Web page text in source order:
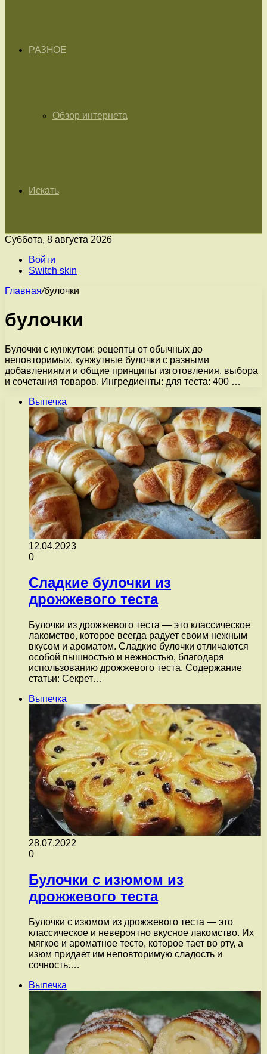
РАЗНОЕ
Обзор интернета
Искать
Суббота, 8 августа 2026
Войти
Switch skin
Главная/булочки
булочки
Булочки с кунжутом: рецепты от обычных до
неповторимых, кунжутные булочки с разными
добавлениями и общие принципы изготовления, выбора
и сочетания товаров. Ингредиенты: для теста: 400 …
Выпечка
12.04.2023
0
Сладкие булочки из
дрожжевого теста
Булочки из дрожжевого теста — это классическое
лакомство, которое всегда радует своим нежным
вкусом и ароматом. Сладкие булочки отличаются
особой пышностью и нежностью, благодаря
использованию дрожжевого теста. Содержание
статьи: Секрет…
Выпечка
28.07.2022
0
Булочки с изюмом из
дрожжевого теста
Булочки с изюмом из дрожжевого теста — это
классическое и невероятно вкусное лакомство. Их
мягкое и ароматное тесто, которое тает во рту, а
изюм придает им неповторимую сладость и
сочность.…
Выпечка